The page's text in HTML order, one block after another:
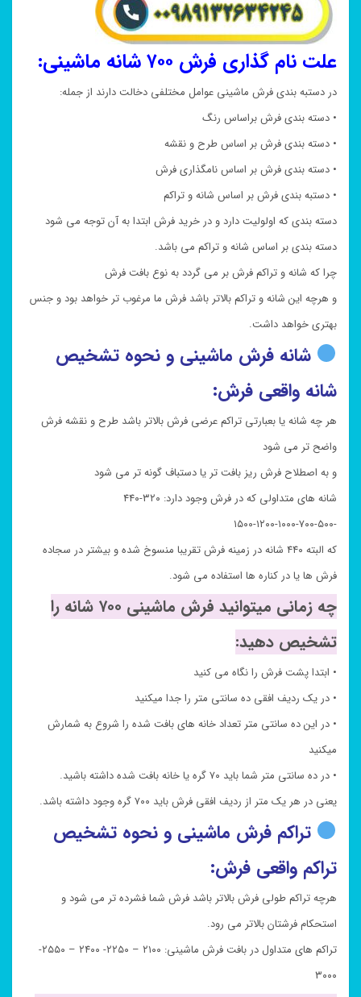
علت نام گذاری فرش ۷۰۰ شانه ماشینی:
در دستبه بندی فرش ماشینی عوامل مختلفی دخالت دارند از جمله:
• دسته بندی فرش براساس رنگ
• دسته بندی فرش بر اساس طرح و نقشه
• دسته بندی فرش بر اساس نامگذاری فرش
• دستبه بندی فرش بر اساس شانه و تراکم
دسته بندی که اولولیت دارد و در خرید فرش ابتدا به آن توجه می شود
دسته بندی بر اساس شانه و تراکم می باشد.
چرا که شانه و تراکم فرش بر می گردد به نوع بافت فرش
و هرچه این شانه و تراکم بالاتر باشد فرش ما مرغوب تر خواهد بود و جنس
بهتری خواهد داشت.
شانه فرش ماشینی و نحوه تشخیص
شانه واقعی فرش:
هر چه شانه یا بعبارتی تراکم عرضی فرش بالاتر باشد طرح و نقشه فرش
واضح تر می شود
و به اصطلاح فرش ریز بافت تر یا دستباف گونه تر می شود
شانه های متداولی که در فرش وجود دارد: ۳۲۰-۴۴۰
-۵۰۰-۷۰۰-۱۰۰۰-۱۲۰۰-۱۵۰۰
که البته ۴۴۰ شانه در زمینه فرش تقریبا منسوخ شده و بیشتر در سجاده
فرش ها یا در کناره ها استفاده می شود.
چه زمانی میتوانید فرش ماشینی ۷۰۰ شانه را
تشخیص دهید:
• ابتدا پشت فرش را نگاه می کنید
• در یک ردیف افقی ده سانتی متر را جدا میکنید
• در این ده سانتی متر تعداد خانه های بافت شده را شروع به شمارش
میکنید
• در ده سانتی متر شما باید ۷۰ گره یا خانه بافت شده داشته باشید.
یعنی در هر یک متر از ردیف افقی فرش باید ۷۰۰ گره وجود داشته باشد.
تراکم فرش ماشینی و نحوه تشخیص
تراکم واقعی فرش:
هرچه تراکم طولی فرش بالاتر باشد فرش شما فشرده تر می شود و
استحکام فرشتان بالاتر می رود.
تراکم های متداول در بافت فرش ماشینی: ۲۱۰۰ – ۲۲۵۰- ۲۴۰۰ – ۲۵۵۰-
۳۰۰۰